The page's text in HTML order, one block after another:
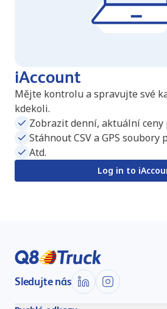
iAccount
Mějte kontrolu a spravujte své
kdekoli.
Zobrazit denní, aktuální
Stáhnout CSV a GPS
Atd.
Log in to
Sledujte nás